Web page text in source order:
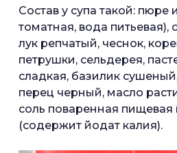
Состав у супа такой: пюре
томатная, вода питьевая),
лук репчатый, чеснок,
петрушки, сельдерея,
сладкая, базилик
перец черный, масло
соль поваренная
(содержит йодат калия).